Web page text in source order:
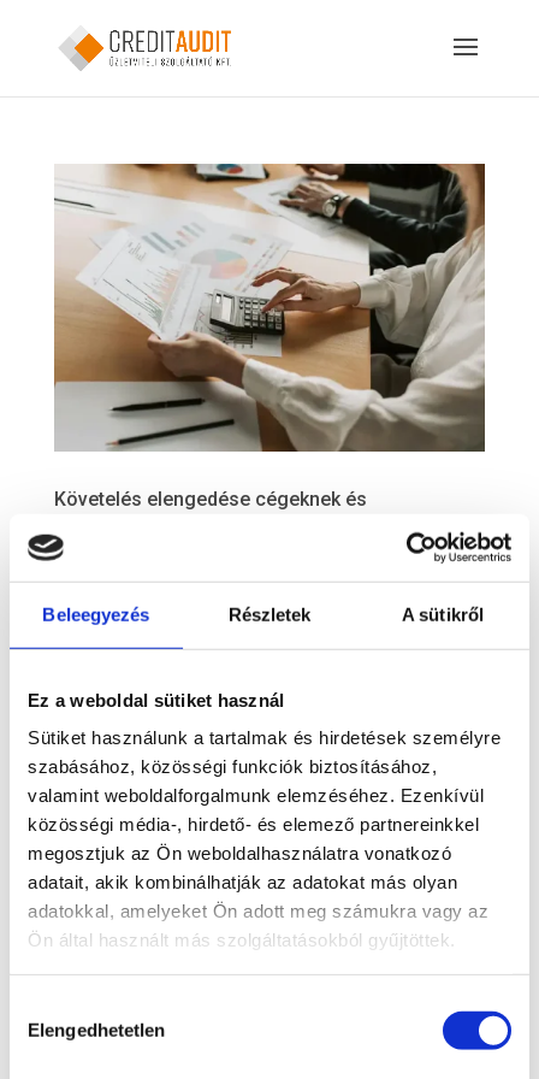
Beleegyezés Részletek A sütikről
Ez a weboldal sütiket használ
Sütiket használunk a tartalmak és hirdetések személyre
szabásához, közösségi funkciók biztosításához,
valamint weboldalforgalmunk elemzéséhez. Ezenkívül
közösségi média-, hirdető- és elemező partnereinkkel
megosztjuk az Ön weboldalhasználatra vonatkozó
adatait, akik kombinálhatják az adatokat más olyan
adatokkal, amelyeket Ön adott meg számukra vagy az
Ön által használt más szolgáltatásokból gyűjtöttek.
kiválasztása
Elengedhetetlen
Követelés elengedése cégeknek és
írta:
Szerkezetátalakítási
eljárás
A követelés elengedése cégeknek gyakran
pénzügyi szerkezetátalakítás vagy üzleti partner
azonban nem csupán egy üzleti döntés, hanem
jelentős számviteli, adózási és jogi...
Keresés
Recent Posts